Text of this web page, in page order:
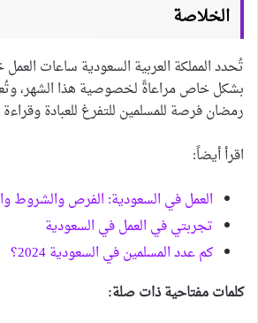
الخلاصة
تُحدد المملكة العربية السعودية ساعات
بشكل خاص مراعاةً لخصوصية هذا الشهر،
رمضان فرصة للمسلمين للتفرغ للعبادة وقراءة
اقرأ أيضاً:
العمل في السعودية: الفرص والشروط
تجربتي في العمل في السعودية
كم عدد المسلمين في السعودية 2024؟
كلمات مفتاحية ذات صلة: